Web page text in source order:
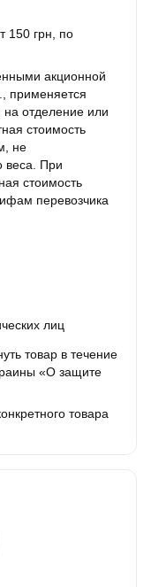
150 грн, по
акционной
применяется
на отделение или
стоимость
не
веса. При
стоимость
перевозчика
лиц
товар в течение
«О защите
товара